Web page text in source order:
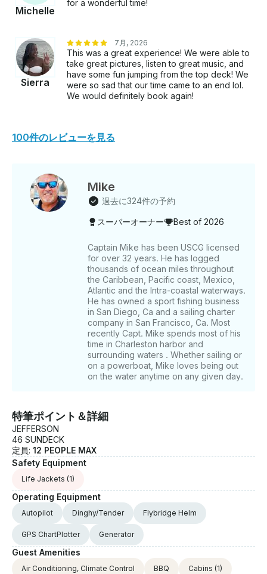
Michelle
for a wonderful time!
Sierra
7月, 2026
This was a great experience! We were able to
take great pictures, listen to great music, and
have some fun jumping from the top deck! We
were so sad that our time came to an end lol.
We would definitely book again!
100件のレビューを見る
Mike
過去に324件の予約
スーパーオーナー Best of 2026
Captain Mike has been USCG licensed
for over 32 years. He has logged
thousands of ocean miles throughout
the Caribbean, Pacific coast, Mexico,
Atlantic and the Intra-coastal waterways.
He has owned a sport fishing business
in San Diego, Ca and a sailing charter
company in San Francisco, Ca. Most
recently Capt. Mike spends most of his
time in Charleston harbor and
surrounding waters . Whether sailing or
on a powerboat, Mike loves being out
on the water anytime on any given day.
特筆ポイント＆詳細
JEFFERSON
46 SUNDECK
定員: 12 PEOPLE MAX
Safety Equipment
Life Jackets (1)
Operating Equipment
Autopilot Dinghy/Tender Flybridge Helm
GPS ChartPlotter Generator
Guest Amenities
Air Conditioning, Climate Control BBQ Cabins (1)